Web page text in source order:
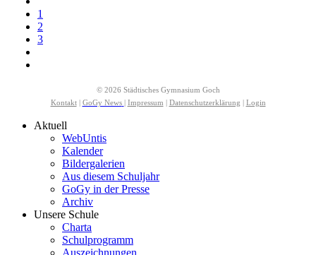
1
2
3
© 2026 Städtisches Gymnasium Goch
Kontakt| GoGy News Impressum Datenschutzerklärung Login
Aktuell
WebUntis
Kalender
Bildergalerien
Aus diesem Schuljahr
GoGy in der Presse
Archiv
Unsere Schule
Charta
Schulprogramm
Auszeichnungen